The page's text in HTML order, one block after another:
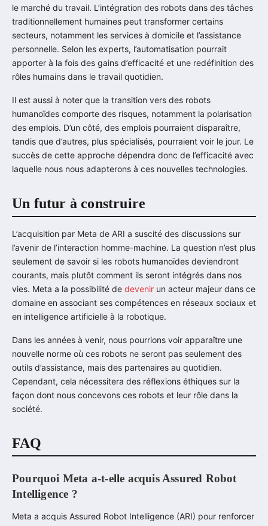
le marché du travail. L’intégration des robots dans des tâches
traditionnellement humaines peut transformer certains
secteurs, notamment les services à domicile et l’assistance
personnelle. Selon les experts, l’automatisation pourrait
apporter à la fois des gains d’efficacité et une redéfinition des
rôles humains dans le travail quotidien.
Il est aussi à noter que la transition vers des robots
humanoïdes comporte des risques, notamment la polarisation
des emplois. D’un côté, des emplois pourraient disparaître,
tandis que d’autres, plus spécialisés, pourraient voir le jour. Le
succès de cette approche dépendra donc de l’efficacité avec
laquelle nous nous adapterons à ces nouvelles technologies.
Un futur à construire
L’acquisition par Meta de ARI a suscité des discussions sur
l’avenir de l’interaction homme-machine. La question n’est plus
seulement de savoir si les robots humanoïdes deviendront
courants, mais plutôt comment ils seront intégrés dans nos
vies. Meta a la possibilité de devenir un acteur majeur dans ce
domaine en associant ses compétences en réseaux sociaux et
en intelligence artificielle à la robotique.
Dans les années à venir, nous pourrions voir apparaître une
nouvelle norme où ces robots ne seront pas seulement des
outils d’assistance, mais des partenaires au quotidien.
Cependant, cela nécessitera des réflexions éthiques sur la
façon dont nous concevons ces robots et leur rôle dans la
société.
FAQ
Pourquoi Meta a-t-elle acquis Assured Robot
Intelligence ?
Meta a acquis Assured Robot Intelligence (ARI) pour renforcer